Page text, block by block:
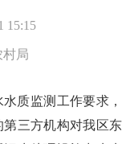
15:15
村局
质监测工作要求，
三方机构对我区东